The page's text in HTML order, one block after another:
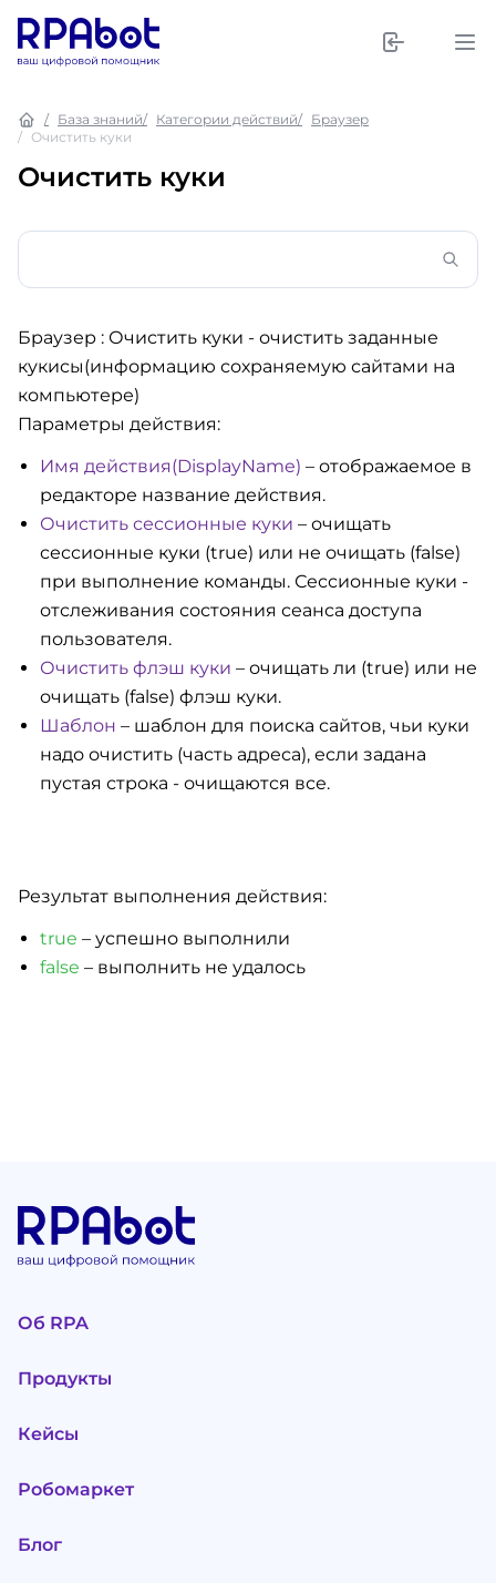
База знаний Категории действий
Браузер
Очистить куки
Очистить куки
Браузер : Очистить куки - очистить заданные
кукисы(информацию сохраняемую сайтами на
компьютере)
Параметры действия:
Имя действия(DisplayName) – отображаемое в
редакторе название действия.
Очистить сессионные куки – очищать
сессионные куки (true) или не очищать (false)
при выполнение команды. Сессионные куки -
отслеживания состояния сеанса доступа
пользователя.
Очистить флэш куки – очищать ли (true) или не
очищать (false) флэш куки.
Шаблон – шаблон для поиска сайтов, чьи куки
надо очистить (часть адреса), если задана
пустая строка - очищаются все.
Результат выполнения действия:
true – успешно выполнили
false – выполнить не удалось
Об RPA
Продукты
Кейсы
Робомаркет
Блог